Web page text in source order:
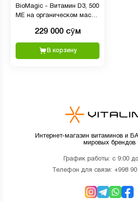
BioMagic - Витамин D3, 500
ME на органическом масле
229 000 сӯм
В корзину
Интернет-магазин витаминов и
мировых брендов
График работы: с 9:00
Телефон для связи: +998